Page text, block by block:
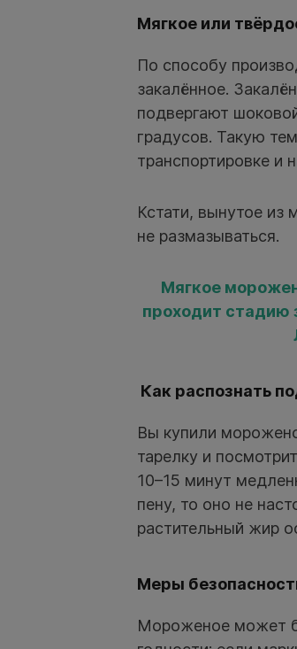
Мягкое или
По способу
закалённое.
подвергают
градусов. Такую
транспортировке и
Кстати, вынутое
не размазываться.
Мягкое
проходит стадию
Как распознать
Вы купили
тарелку и
10–15 минут
пену, то оно не
растительный жир
Меры
Мороженое может